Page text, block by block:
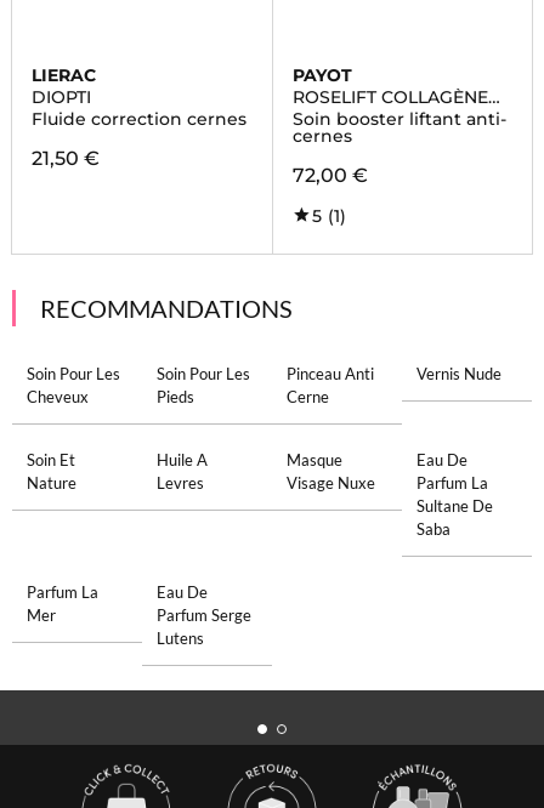
LIERAC
DIOPTI
Fluide correction cernes
21,50 €
PAYOT
ROSELIFT COLLAGÈNE
REGARD
Soin booster liftant anti-
cernes
72,00 €
5 (1)
RECOMMANDATIONS
Soin Pour Les
Cheveux
Soin Pour Les
Pieds
Pinceau Anti
Cerne
Vernis Nude
Soin Et
Nature
Huile A
Levres
Masque
Visage Nuxe
Eau De
Parfum La
Sultane De
Saba
Parfum La
Mer
Eau De
Parfum Serge
Lutens